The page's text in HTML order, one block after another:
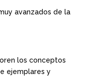
avanzados de la
los conceptos
ejemplares y